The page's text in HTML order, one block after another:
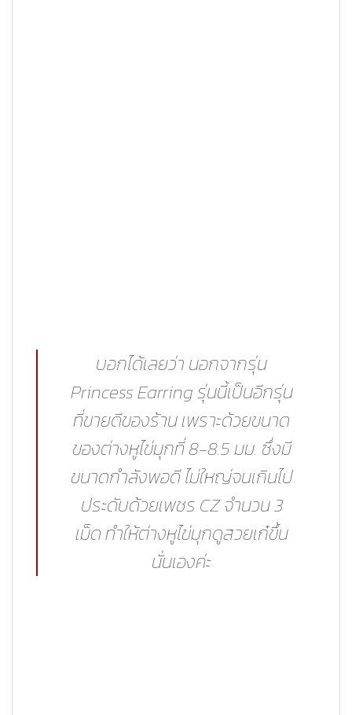
บอกได้เลยว่า นอกจากรุ่น
Princess Earringรุ่นนี้เป็นอีกรุ่น
ที่ขายดีของร้านเพราะด้วยขนาด
ของต่างหูไข่มุกที่ 8-8.5 มม. ซึ่งมี
ขนาดกำลังพอดี ไม่ใหญ่จนเกินไป
ประดับด้วยเพชร CZ จำนวน 3
เม็ด ทำให้ต่างหูไข่มุกดูสวยเก๋ขึ้น
นั่นเองค่ะ